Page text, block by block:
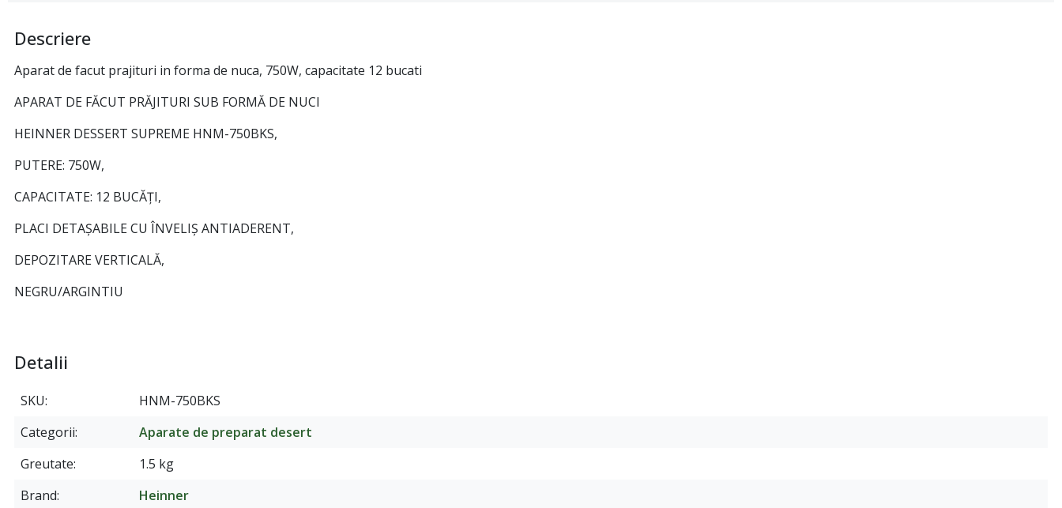
Descriere
Aparat de facut prajituri in forma de nuca, 750W, capacitate 12 bucati
APARAT DE FĂCUT PRĂJITURI SUB FORMĂ DE NUCI
HEINNER DESSERT SUPREME HNM-750BKS,
PUTERE: 750W,
CAPACITATE: 12 BUCĂȚI,
PLACI DETAȘABILE CU ÎNVELIȘ ANTIADERENT,
DEPOZITARE VERTICALĂ,
NEGRU/ARGINTIU
Detalii
SKU
HNM-750BKS
Categorii
Aparate de preparat desert
Greutate
1.5 kg
Brand
Heinner